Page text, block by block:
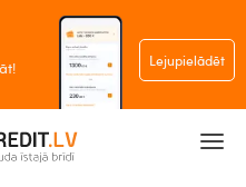
Lejupielādēt